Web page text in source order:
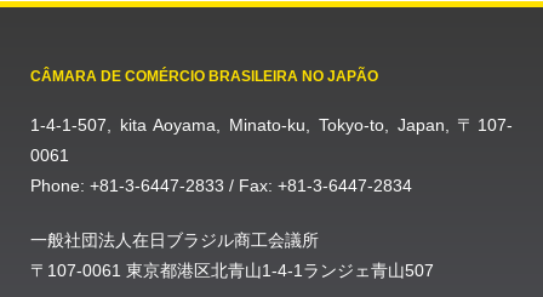
CÂMARA DE COMÉRCIO BRASILEIRA NO JAPÃO
1-4-1-507, kita Aoyama, Minato-ku, Tokyo-to, Japan, 〒107-
0061
Phone: +81-3-6447-2833 / Fax: +81-3-6447-2834
一般社団法人在日ブラジル商工会議所
〒107-0061 東京都港区北青山1-4-1ランジェ青山507